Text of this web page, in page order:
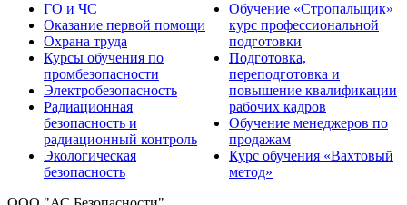
ГО и ЧС
Оказание первой помощи
Охрана труда
Курсы обучения по
промбезопасности
Электробезопасность
Радиационная
безопасность и
радиационный контроль
Экологическая
безопасность
Обучение «Стропальщик»
курс профессиональной
подготовки
Подготовка,
переподготовка и
повышение квалификации
рабочих кадров
Обучение менеджеров по
продажам
Курс обучения «Вахтовый
метод»